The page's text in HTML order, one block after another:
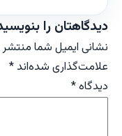
دیدگاهتان را
نشانی ایمیل شما
علامت‌گذاری شده‌اند *
دیدگاه*